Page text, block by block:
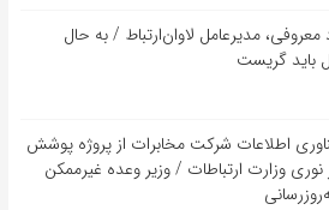
معروفی، مدیرعامل لاوان‌ارتباط / به حال
باید گریست
اطلاعات شرکت مخابرات از پروژه پوشش
نوری وزارت ارتباطات / وزیر وعده غیرممکن